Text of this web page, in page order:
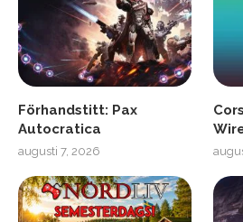
Förhandstitt: Pax
Autocratica
augusti 7, 2026